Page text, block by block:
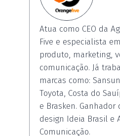
Atua como CEO da
Five e especialista
produto, marketing,
comunicação. Já
marcas como:
Toyota, Costa do
e Brasken.
design Ideia Brasil e
Comunicação.